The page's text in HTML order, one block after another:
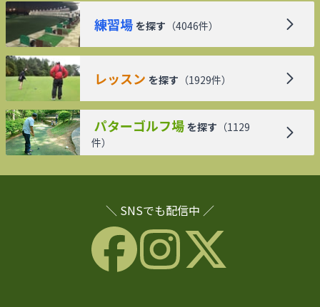
練習場 を探す （4046件）
レッスン を探す （1929件）
パターゴルフ場 を探す （1129
件）
＼ SNSでも配信中 ／